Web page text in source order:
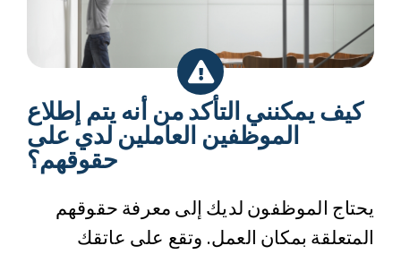
كيف يمكنني التأكد من أنه يتم إطلاع
الموظفين العاملين لدي على
حقوقهم؟
يحتاج الموظفون لديك إلى معرفة حقوقهم
المتعلقة بمكان العمل. وتقع على عاتقك